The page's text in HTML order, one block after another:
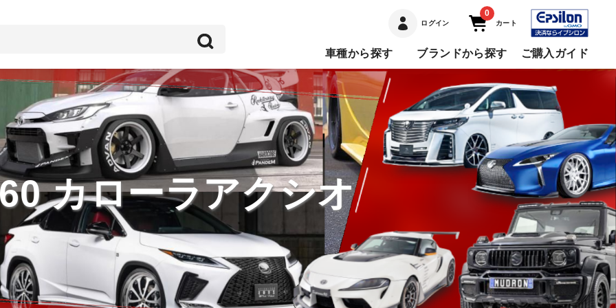
ログイン
0
カート
車種から探す ブランドから探す ご購入ガイド
カローラアクシオ